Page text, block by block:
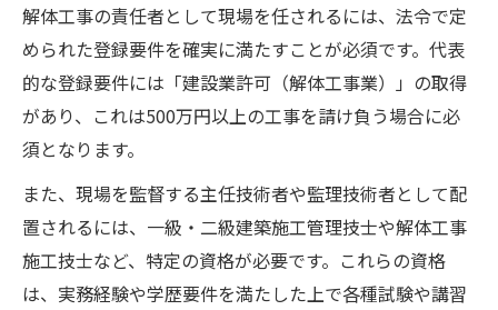
解体工事で求められる作業主任者の役割
現場の安全管理に強い作業主任者資格の効
果
解体工事技術者資格の最新動向を知ろう
解体工事施工技士資格はいらないのか検証
監理技術者資格が解体工事で果たす役割
解体工事の責任者として現場を任されるには、法令で定
められた登録要件を確実に満たすことが必須です。代表
的な登録要件には「建設業許可（解体工事業）」の取得
があり、これは500万円以上の工事を請け負う場合に必
須となります。
また、現場を監督する主任技術者や監理技術者として配
置されるには、一級・二級建築施工管理技士や解体工事
施工技士など、特定の資格が必要です。これらの資格
は、実務経験や学歴要件を満たした上で各種試験や講習